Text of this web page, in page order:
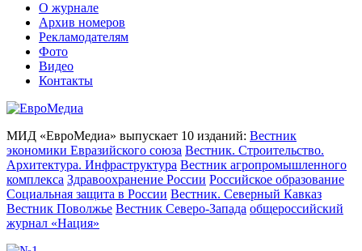
О журнале
Архив номеров
Рекламодателям
Фото
Видео
Контакты
МИД «ЕвроМедиа» выпускает 10 изданий: Вестник
экономики Евразийского союза Вестник. Строительство.
Архитектура. Инфраструктура Вестник агропромышленного
комплекса Здравоохранение России Российское образование
Социальная защита в России Вестник. Северный Кавказ
Вестник Поволжье Вестник Северо-Запада общероссийский
журнал «Нация»